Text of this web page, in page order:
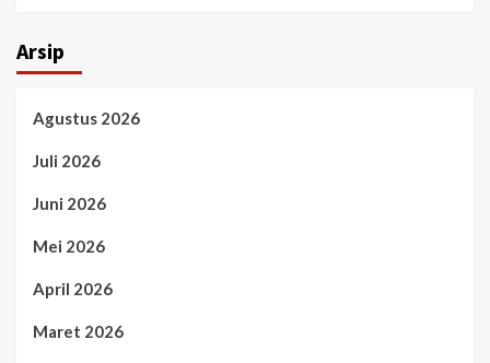
Arsip
Agustus 2026
Juli 2026
Juni 2026
Mei 2026
April 2026
Maret 2026